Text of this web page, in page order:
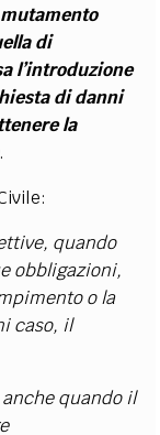
di
l’introduzione
di danni
la
.
quando
obbligazioni,
o la
caso, il
quando il